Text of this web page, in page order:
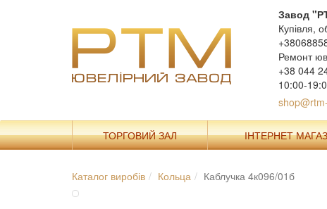
Завод
Купівля,
Ремонт
+38 044
10:00-
ТОРГОВИЙ ЗАЛ ІНТЕРНЕТ
Каталог виробів Кольца Каблучка 4к096/01б